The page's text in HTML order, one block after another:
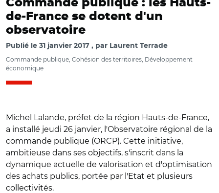
Commande publique : les Hauts-
de-France se dotent d'un
observatoire
Publié le 31 janvier 2017 par Laurent Terrade
Commande publique, Cohésion des territoires, Développement
économique
Michel Lalande, préfet de la région Hauts-de-France,
a installé jeudi 26 janvier, l'Observatoire régional de la
commande publique (ORCP). Cette initiative,
ambitieuse dans ses objectifs, s'inscrit dans la
dynamique actuelle de valorisation et d'optimisation
des achats publics, portée par l'Etat et plusieurs
collectivités.